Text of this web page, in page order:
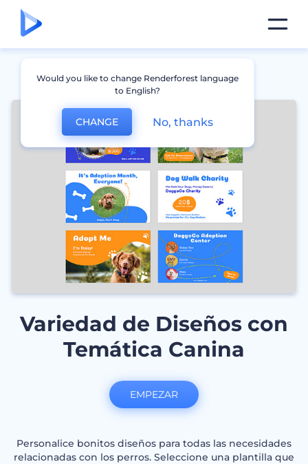
Variedad de Diseños con
Temática Canina
Personalice bonitos diseños para todas las necesidades
relacionadas con los perros. Seleccione una plantilla que
EMPEZAR
Would you like to change Renderforest language
to English?
CHANGE No, thanks